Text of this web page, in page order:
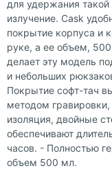
для удержания такой
излучение. Cask
покрытие корпуса и
руке, а ее объем,
делает эту модель
и небольших
Покрытие софт-тач
методом
изоляция, двойные
обеспечивают
часов. - Полностью
объем 500 мл.